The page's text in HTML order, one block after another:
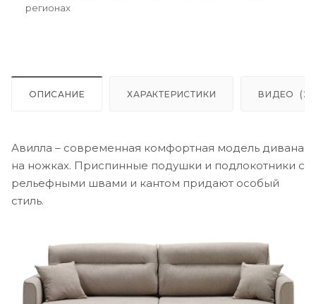
регионах
ОПИСАНИЕ ХАРАКТЕРИСТИКИ ВИДЕО (2)
Авилла – современная комфортная модель дивана
на ножках. Приспинные подушки и подлокотники с
рельефными швами и кантом придают особый
стиль.